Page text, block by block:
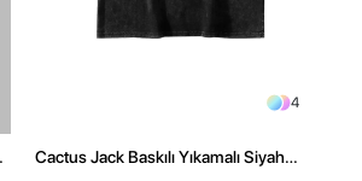
4
Cactus Jack Baskılı Yıkamalı Siyah